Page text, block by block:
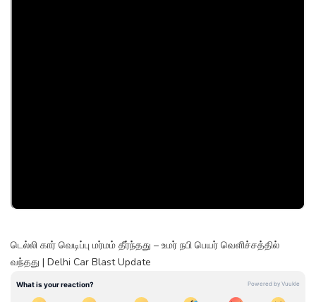
டெல்லி கார் வெடிப்பு மர்மம் தீர்ந்தது – உமர் நபி பெயர் வெளிச்சத்தில்
வந்தது | Delhi Car Blast Update